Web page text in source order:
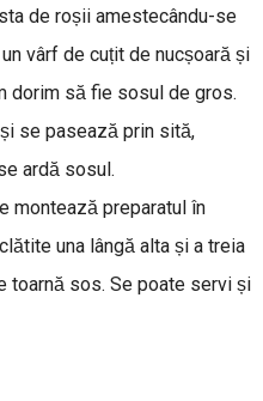
de roșii amestecându-se
vârf de cuțit de nucșoară și
dorim să fie sosul de gros.
se pasează prin sită,
ardă sosul.
montează preparatul în
una lângă alta și a treia
toarnă sos. Se poate servi și